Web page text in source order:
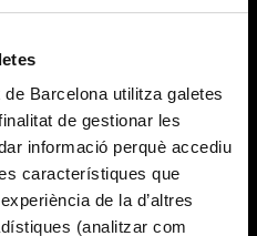
Barcelona utilitza galetes
de gestionar les
informació perquè accediu
característiques que
de la d’altres
(analitzar com